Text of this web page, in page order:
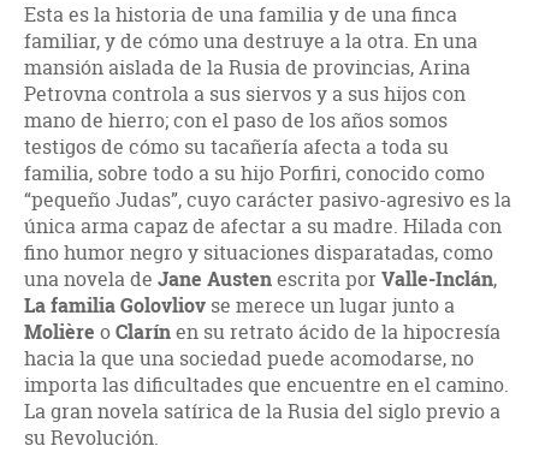
Esta es la historia de una familia y de una finca
familiar, y de cómo una destruye a la otra. En una
mansión aislada de la Rusia de provincias, Arina
Petrovna controla a sus siervos y a sus hijos con
mano de hierro; con el paso de los años somos
testigos de cómo su tacañería afecta a toda su
familia, sobre todo a su hijo Porfiri, conocido como
“pequeño Judas”, cuyo carácter pasivo-agresivo es la
única arma capaz de afectar a su madre. Hilada con
fino humor negro y situaciones disparatadas, como
una novela de Jane Austenescrita por Valle-Inclán,
La familia Golovliov se merece un lugar junto a
Molière oClarínen su retrato ácido de la hipocresía
hacia la que una sociedad puede acomodarse, no
importa las dificultades que encuentre en el camino.
La gran novela satírica de la Rusia del siglo previo a
su Revolución.